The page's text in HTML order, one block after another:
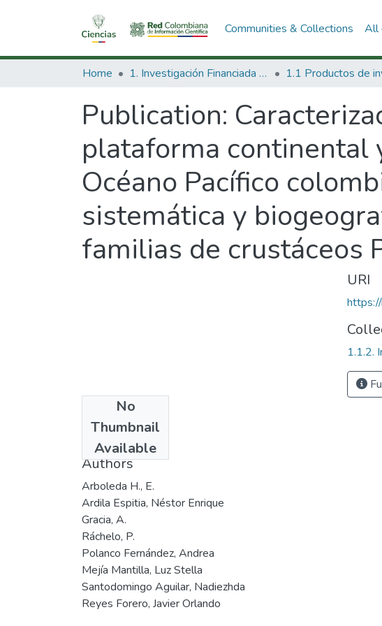
Communities & Collections All
Home 1. Investigación Financiada con Recursos Públicos
Publication:
plataforma continental
Océano Pacífico
sistemática y
familias de crustáceos
No
Thumbnail
Available
2004
Authors
Arboleda H., E.
Ardila Espitia, Néstor Enrique
Gracia, A.
Ráchelo, P.
Polanco Fernández, Andrea
Mejía Mantilla, Luz Stella
Santodomingo Aguilar, Nadiezhda
Reyes Forero, Javier Orlando
URI
1.1.2.